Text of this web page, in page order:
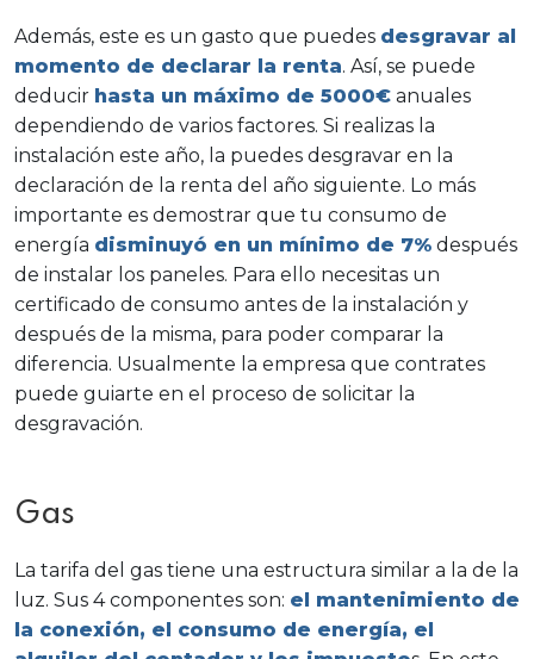
Además, este es un gasto que puedes desgravar al
momento de declarar la renta. Así, se puede
deducir hasta un máximo de 5000€ anuales
dependiendo de varios factores. Si realizas la
instalación este año, la puedes desgravar en la
declaración de la renta del año siguiente. Lo más
importante es demostrar que tu consumo de
energía disminuyó en un mínimo de 7% después
de instalar los paneles. Para ello necesitas un
certificado de consumo antes de la instalación y
después de la misma, para poder comparar la
diferencia. Usualmente la empresa que contrates
puede guiarte en el proceso de solicitar la
desgravación.
Gas
La tarifa del gas tiene una estructura similar a la de la
luz. Sus 4 componentes son: el mantenimiento de
la conexión, el consumo de energía, el